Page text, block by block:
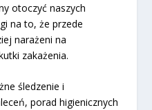
otoczyć naszych
na to, że przede
narażeni na
zakażenia.
śledzenie i
porad higienicznych